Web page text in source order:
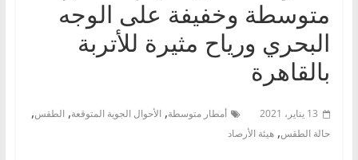
متوسطة وخفيفة على الوجه
البحري ورياح مثيرة للأتربة
بالقاهرة
13 يناير، 2021 أمطار متوسطة, الأحوال الجوية المتوقعة, الطقس,
حالة الطقس, هيئة الأرصاد